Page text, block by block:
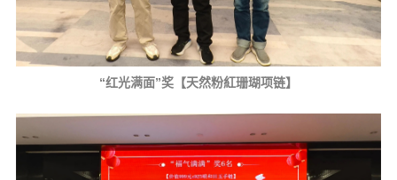
“红光满面”奖【天然粉紅珊瑚项链】